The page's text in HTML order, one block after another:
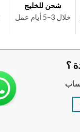
شحن للخليج
خلال 3–5 أيام عمل
؟